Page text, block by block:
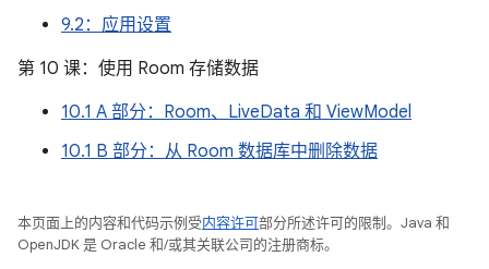
9.2：应用设置
第 10 课：使用 Room 存储数据
10.1 A 部分：Room、LiveData 和 ViewModel
10.1 B 部分：从 Room 数据库中删除数据
本页面上的内容和代码示例受内容许可部分所述许可的限制。Java 和
OpenJDK 是 Oracle 和/或其关联公司的注册商标。